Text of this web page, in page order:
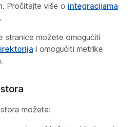
Pročitajte više o integracijama
.
stranice možete omogućiti
i omogućiti metrike
možete: